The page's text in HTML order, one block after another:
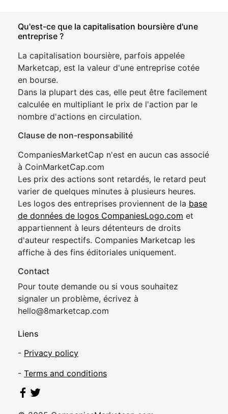
Qu'est-ce que la capitalisation boursière d'une
entreprise ?
La capitalisation boursière, parfois appelée
Marketcap, est la valeur d'une entreprise cotée
en bourse.
Dans la plupart des cas, elle peut être facilement
calculée en multipliant le prix de l'action par le
nombre d'actions en circulation.
Clause de non-responsabilité
CompaniesMarketCap n'est en aucun cas associé
à CoinMarketCap.com
Les prix des actions sont retardés, le retard peut
varier de quelques minutes à plusieurs heures.
Les logos des entreprises proviennent de la base
de données de logos CompaniesLogo.com et
appartiennent à leurs détenteurs de droits
d'auteur respectifs. Companies Marketcap les
affiche à des fins éditoriales uniquement.
Contact
Pour toute demande ou si vous souhaitez
signaler un problème, écrivez à
hello@8marketcap.com
Liens
- Privacy policy
- Terms and conditions